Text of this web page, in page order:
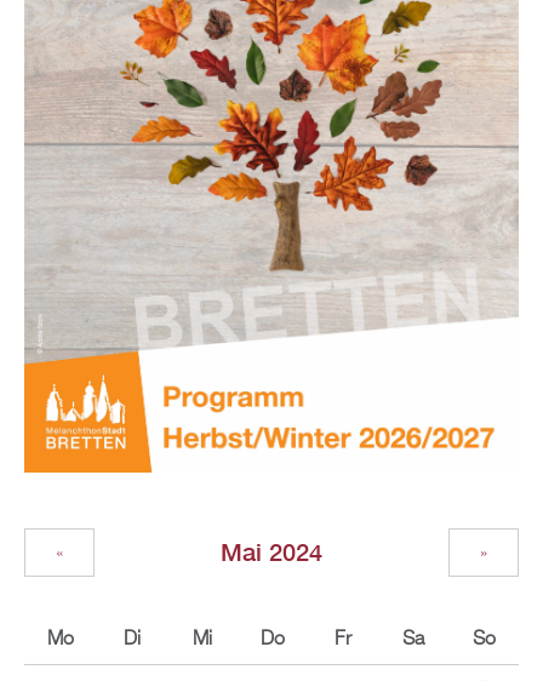
Mai 2024
« »
Mo Di Mi Do Fr Sa So